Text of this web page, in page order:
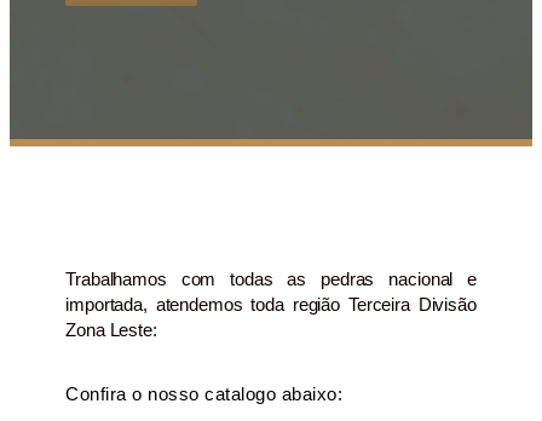
Trabalhamos com todas as pedras nacional e
importada, atendemos toda região Terceira Divisão
Zona Leste:
Confira o nosso catalogo abaixo: